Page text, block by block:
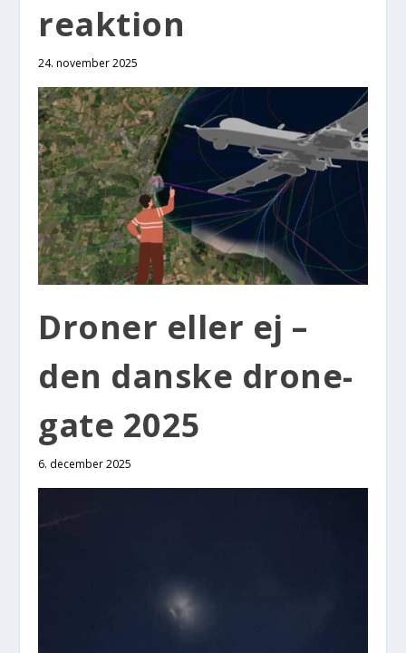
reak­tion
24. november 2025
Dro­ner eller ej –
den dan­ske dro­ne­
ga­te 2025
6. december 2025